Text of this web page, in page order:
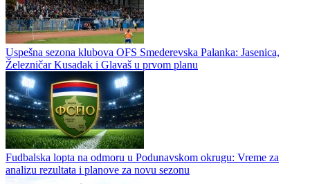
Uspešna sezona klubova OFS Smederevska Palanka: Jasenica,
Železničar Kusadak i Glavaš u prvom planu
Fudbalska lopta na odmoru u Podunavskom okrugu: Vreme za
analizu rezultata i planove za novu sezonu